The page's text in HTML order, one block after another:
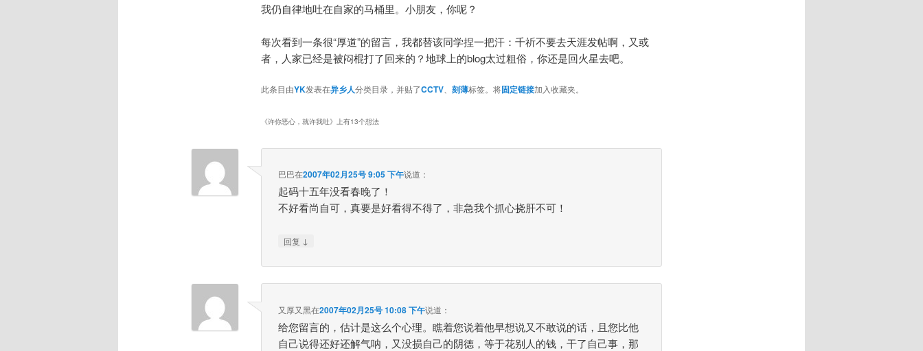
我仍自律地吐在自家的马桶里。小朋友，你呢？
每次看到一条很“厚道”的留言，我都替该同学捏一把汗：千祈不要去天涯发帖啊，又或
者，人家已经是被闷棍打了回来的？地球上的blog太过粗俗，你还是回火星去吧。
此条目由YK发表在异乡人分类目录，并贴了CCTV、 刻薄标签。将固定链接加入收藏夹。
《许你恶心，就许我吐》上有13个想法
巴巴在2007年02月25号 9:05 下午说道：
起码十五年没看春晚了！
不好看尚自可，真要是好看得不得了，非急我个抓心挠肝不可！
回复 ↓
又厚又黑在2007年02月25号 10:08 下午说道：
给您留言的，估计是这么个心理。瞧着您说着他早想说又不敢说的话，且您比他
自己说得还好还解气呐，又没损自己的阴德，等于花别人的钱，干了自己事，那